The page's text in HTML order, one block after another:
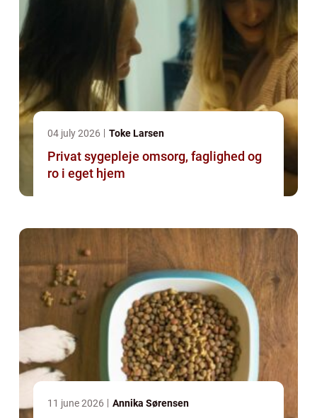
04 july 2026 Toke Larsen
Privat sygepleje omsorg, faglighed og
ro i eget hjem
11 june 2026 Annika Sørensen